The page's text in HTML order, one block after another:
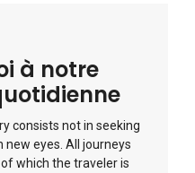
à notre
consists not in seeking
eyes. All journeys
which the traveler is